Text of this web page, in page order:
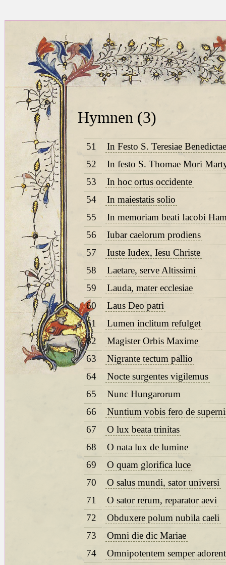
Hymnen (3)
51
In Festo S. Teresiae
52
In festo S. Thomae Mori
53
In hoc ortus occidente
54
In maiestatis solio
55
In memoriam beati Iacobi
56
Iubar caelorum prodiens
57
Iuste Iudex, Iesu Christe
58
Laetare, serve Altissimi
59
Lauda, mater ecclesiae
60
Laus Deo patri
61
Lumen inclitum refulget
62
Magister Orbis Maxime
63
Nigrante tectum pallio
64
Nocte surgentes vigilemus
65
Nunc Hungarorum
66
Nuntium vobis fero de
67
O lux beata trinitas
68
O nata lux de lumine
69
O quam glorifica luce
70
O salus mundi, sator universi
71
O sator rerum, reparator aevi
72
Obduxere polum nubila caeli
73
Omni die dic Mariae
74
Omnipotentem semper adorent